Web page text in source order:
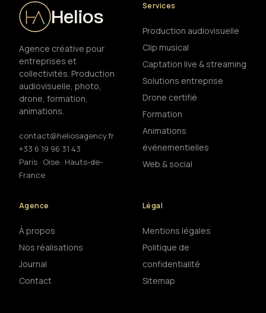
Helios
Agence créative pour
entreprises et
collectivités. Production
audiovisuelle, photo,
drone, formation,
animations.
contact@heliosagency.fr
+33 6 19 96 31 43
Paris · Oise · Hauts-de-
France
Services
Production audiovisuelle
Clip musical
Captation live & streaming
Solutions entreprise
Drone certifié
Formation
Animations
événementielles
Web & social
Agence
À propos
Nos réalisations
Journal
Contact
Légal
Mentions légales
Politique de
confidentialité
Sitemap